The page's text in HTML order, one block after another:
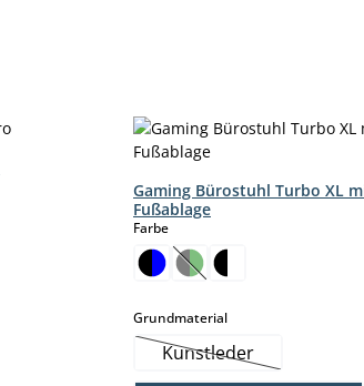
Gaming Bürostuhl Turbo XL
Fußablage
Farbeauswählen
(Diese Option ist
Grundmaterialauswählen
Kunstleder(Diese Option ist